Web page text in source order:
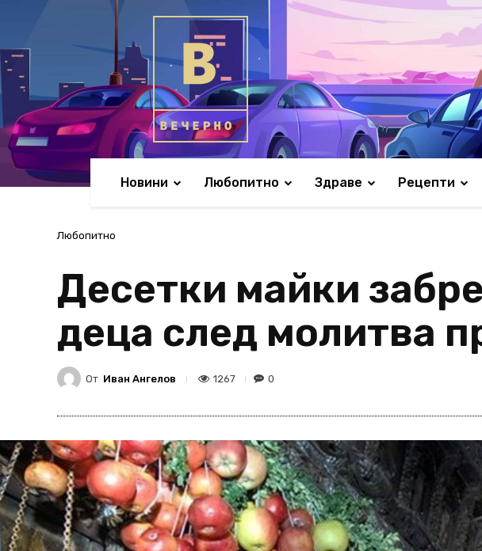
Новини Любопитно Здраве Рецепти
Любопитно
Десетки майки
деца след молитва
От Иван Ангелов 1267 0